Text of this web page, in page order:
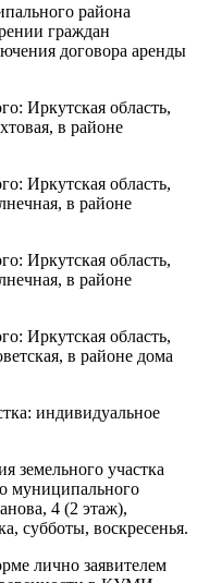
района
граждан
договора аренды
Иркутская область,
в районе
Иркутская область,
в районе
Иркутская область,
в районе
Иркутская область,
в районе дома
индивидуальное
земельного участка
муниципального
4 (2 этаж),
субботы, воскресенья.
лично заявителем